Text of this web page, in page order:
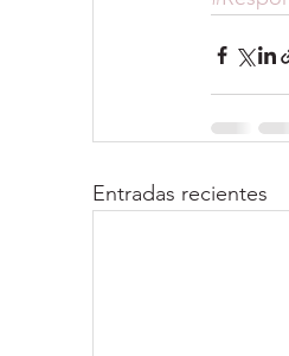
Entradas recientes